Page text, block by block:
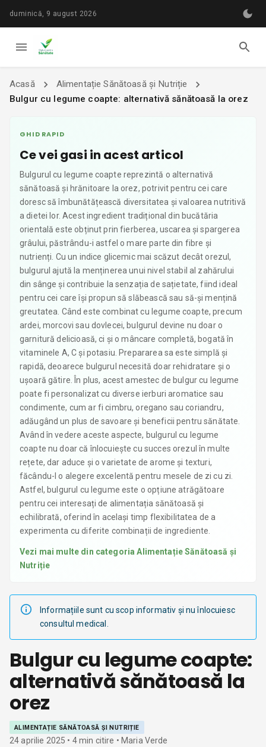
duminică, 9 august 2026
Acasă
Alimentație Sănătoasă și Nutriție
Bulgur cu legume coapte: alternativă sănătoasă la orez
GHID RAPID
Ce vei gasi in acest articol
Bulgurul cu legume coapte reprezintă o alternativă
sănătoasă și hrănitoare la orez, potrivit pentru cei care
doresc să îmbunătățească diversitatea și valoarea nutritivă
a dietei lor. Acest ingredient tradițional din bucătăria
orientală este obținut prin fierberea, uscarea și spargerea
grâului, păstrându-i astfel o mare parte din fibre și
nutrienți. Cu un indice glicemic mai scăzut decât orezul,
bulgurul ajută la menținerea unui nivel stabil al zahărului
din sânge și contribuie la senzația de sațietate, fiind ideal
pentru cei care își propun să slăbească sau să-și mențină
greutatea. Când este combinat cu legume coapte, precum
ardei, morcovi sau dovlecei, bulgurul devine nu doar o
garnitură delicioasă, ci și o mâncare completă, bogată în
vitaminele A, C și potasiu. Prepararea sa este simplă și
rapidă, deoarece bulgurul necesită doar rehidratare și o
ușoară gătire. În plus, acest amestec de bulgur cu legume
poate fi personalizat cu diverse ierburi aromatice sau
condimente, cum ar fi cimbru, oregano sau coriandru,
adăugând un plus de savoare și beneficii pentru sănătate.
Având în vedere aceste aspecte, bulgurul cu legume
coapte nu doar că înlocuiește cu succes orezul în multe
rețete, dar aduce și o varietate de arome și texturi,
făcându-l o alegere excelentă pentru mesele de zi cu zi.
Astfel, bulgurul cu legume este o opțiune atrăgătoare
pentru cei interesați de alimentația sănătoasă și
echilibrată, oferind în același timp flexibilitatea de a
experimenta cu diferite combinații de ingrediente.
Vezi mai multe din categoriaAlimentație Sănătoasă și
Nutriție
Informațiile sunt cu scop informativ și nu înlocuiesc
consultul medical.
Bulgur cu legume coapte:
alternativă sănătoasă la
orez
ALIMENTAȚIE SĂNĂTOASĂ ȘI NUTRIȚIE
24 aprilie 2025 • 4min citire • Maria Verde